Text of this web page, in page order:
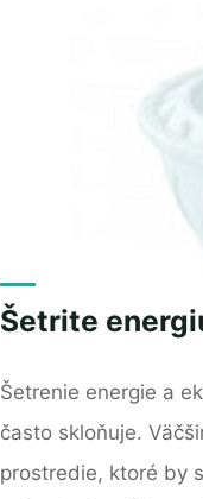
Šetrite
Šetrenie energie a
často skloňuje.
prostredie, ktoré by